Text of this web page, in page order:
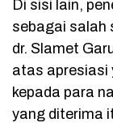
Di sisi lain,
sebagai salah
dr. Slamet
atas apresiasi
kepada para
yang diterima